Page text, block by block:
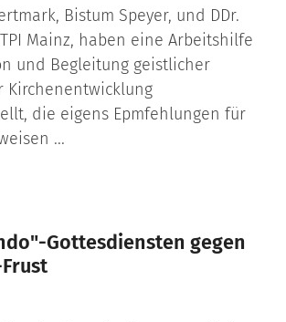
Bistum Speyer, und DDr.
TPI Mainz, haben eine Arbeitshilfe
und Begleitung geistlicher
Kirchenentwicklung
die eigens Epmfehlungen für
...
Gottesdiensten gegen